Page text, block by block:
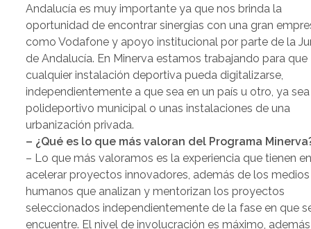
Andalucía es muy importante ya que nos brinda la
oportunidad de encontrar sinergias con una gran
como Vodafone y apoyo institucional por parte de la
de Andalucía. En Minerva estamos trabajando para que
cualquier instalación deportiva pueda digitalizarse,
independientemente a que sea en un país u otro, ya
polideportivo municipal o unas instalaciones de una
urbanización privada.
– ¿Qué es lo que más valoran del Programa
– Lo que más valoramos es la experiencia que tienen
acelerar proyectos innovadores, además de los medios
humanos que analizan y mentorizan los proyectos
seleccionados independientemente de la fase en que
encuentre. El nivel de involucración es máximo, además